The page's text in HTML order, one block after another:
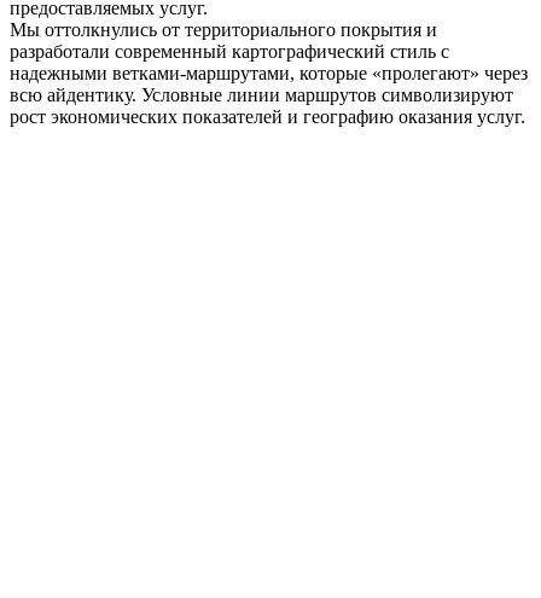
предоставляемых услуг.
Мы оттолкнулись от территориального покрытия и
разработали современный картографический стиль с
надежными ветками-маршрутами, которые «пролегают» через
всю айдентику. Условные линии маршрутов символизируют
рост экономических показателей и географию оказания услуг.